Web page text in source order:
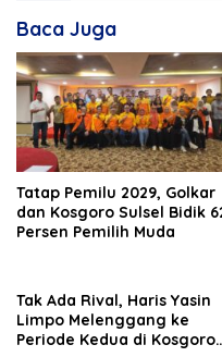
Baca Juga
Tatap Pemilu 2029, Golkar
dan Kosgoro Sulsel Bidik
Persen Pemilih Muda
Tak Ada Rival, Haris Yasin
Limpo Melenggang ke
Periode Kedua di Kosgoro